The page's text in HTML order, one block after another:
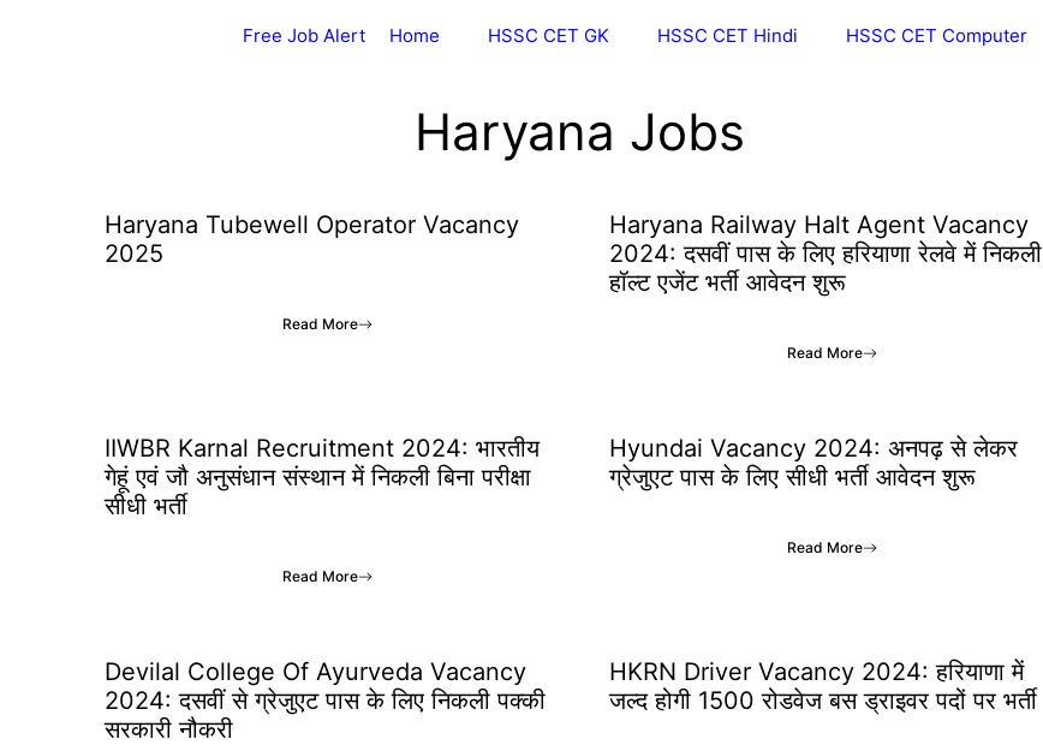
Free Job Alert Home HSSC CET GK HSSC CET Hindi HSSC CET Computer
Haryana Jobs
Haryana Tubewell Operator Vacancy
2025
Read More
Haryana Railway Halt Agent Vacancy
2024: दसवीं पास के लिए हरियाणा रेलवे में निकली
हॉल्ट एजेंट भर्ती आवेदन शुरू
Read More
IIWBR Karnal Recruitment 2024: भारतीय
गेहूं एवं जौ अनुसंधान संस्थान में निकली बिना परीक्षा
सीधी भर्ती
Read More
Hyundai Vacancy 2024: अनपढ़ से लेकर
ग्रेजुएट पास के लिए सीधी भर्ती आवेदन शुरू
Read More
Devilal College Of Ayurveda Vacancy
2024: दसवीं से ग्रेजुएट पास के लिए निकली पक्की
सरकारी नौकरी
HKRN Driver Vacancy 2024: हरियाणा में
जल्द होगी 1500 रोडवेज बस ड्राइवर पदों पर भर्ती